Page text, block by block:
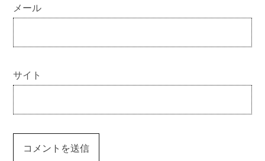
メール
サイト